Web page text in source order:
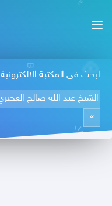
ابحث في المكتبة الالكترونية